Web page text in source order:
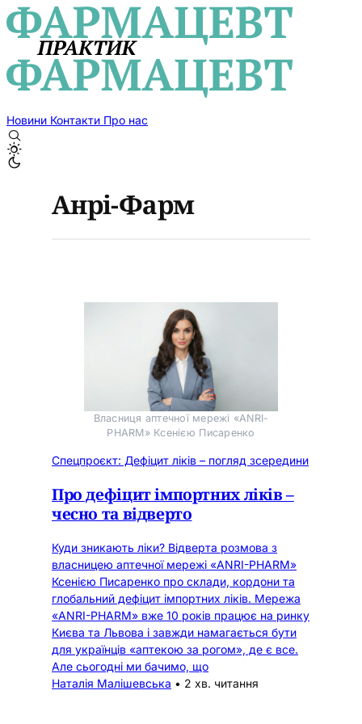
Новини Контакти Про нас
Анрі-Фарм
Власниця аптечної мережі «ANRI-
PHARM» Ксенією Писаренко
Спецпроєкт: Дефіцит ліків – погляд зсередини
Про дефіцит імпортних ліків –
чесно та відверто
Куди зникають ліки? Відверта розмова з
власницею аптечної мережі «ANRI-PHARM»
Ксенією Писаренко про склади, кордони та
глобальний дефіцит імпортних ліків. Мережа
«ANRI-PHARM» вже 10 років працює на ринку
Києва та Львова і завжди намагається бути
для українців «аптекою за рогом», де є все.
Але сьогодні ми бачимо, що
Наталія Малішевська • 2 хв. читання